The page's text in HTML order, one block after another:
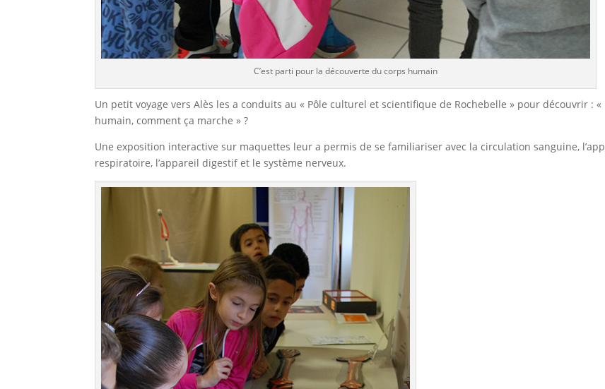
C’est parti pour la découverte du corps humain
Un petit voyage vers Alès les a conduits au « Pôle culturel et scientifique de Rochebelle » pour découvrir : «
humain, comment ça marche » ?
Une exposition interactive sur maquettes leur a permis de se familiariser avec la circulation sanguine,
respiratoire, l’appareil digestif et le système nerveux.